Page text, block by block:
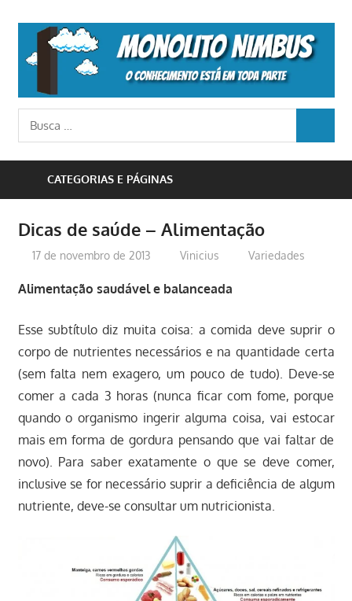
content
o
conhecimento
Busca
para:
CATEGORIAS E PÁGINAS
Dicas de saúde – Alimentação
17 de novembro de 2013 Vinicius Variedades
Alimentação saudável e balanceada
Esse subtítulo diz muita coisa: a comida deve suprir o
corpo de nutrientes necessários e na quantidade certa
(sem falta nem exagero, um pouco de tudo). Deve-se
comer a cada 3 horas (nunca ficar com fome, porque
quando o organismo ingerir alguma coisa, vai estocar
mais em forma de gordura pensando que vai faltar de
novo). Para saber exatamente o que se deve comer,
inclusive se for necessário suprir a deficiência de algum
nutriente, deve-se consultar um nutricionista.